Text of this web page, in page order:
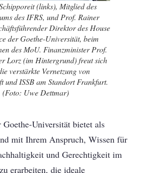
(links), Mitglied des
des IFRS, und Prof. Rainer
Direktor des House
der Goethe-Universität, beim
des MoU. Finanzminister Prof.
Lorz (im Hintergrund) freut sich
verstärkte Vernetzung von
und ISSB am Standort Frankfurt.
(Foto: Uwe Dettmar)
Universität bietet als
mit Ihrem Anspruch, Wissen für
und Gerechtigkeit im
erarbeiten, die ideale